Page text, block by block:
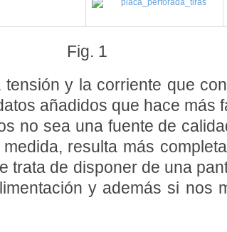
Fig. 1
y la corriente que
añadidos que hace más
no sea una fuente de
resulta más
trata de disponer de una
y además si nos